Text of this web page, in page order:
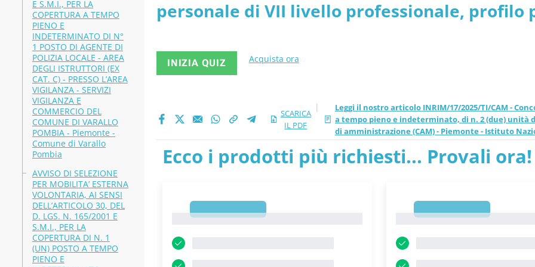
E S.M.I., PER LA
COPERTURA A TEMPO
PIENO E
INDETERMINATO DI N°
1 POSTO DI AGENTE DI
POLIZIA LOCALE - AREA
DEGLI ISTRUTTORI (EX
CAT. C) - PRESSO L’AREA
VIGILANZA - SERVIZI
VIGILANZA E
COMMERCIO DEL
COMUNE DI VARALLO
POMBIA - Piemonte -
Comune di Varallo
Pombia
AVVISO DI SELEZIONE
PER MOBILITA’ ESTERNA
VOLONTARIA, AI SENSI
DELL’ARTICOLO 30, DEL
D. LGS. N. 165/2001 E
S.M.I., PER LA
COPERTURA DI N. 1
(UN) POSTO A TEMPO
PIENO E
Ricerca Metrologica - INRIM pdf
personale di VII livello professionale, profilo
INRIM - PDF
INIZIA QUIZ Acquista ora
SCARICA
IL PDF
|
Leggi il nostro articolo INRIM/17/2025/TI/CAM -
a tempo pieno e indeterminato, di n. 2 (due) unità
di amministrazione (CAM) - Piemonte - Istituto
Ecco i prodotti più richiesti... Provali ora!